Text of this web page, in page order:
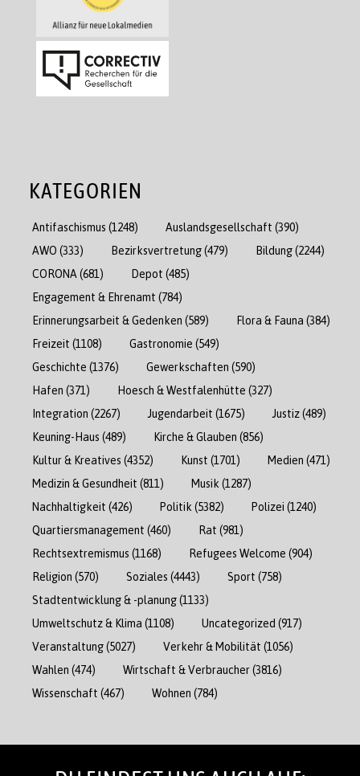
KATEGORIEN
Antifaschismus (1248) Auslandsgesellschaft (390)
AWO (333) Bezirksvertretung(479) Bildung(2244)
CORONA (681) Depot (485)
Engagement & Ehrenamt (784)
Erinnerungsarbeit & Gedenken (589) Flora & Fauna (384)
Freizeit (1108) Gastronomie (549)
Geschichte (1376) Gewerkschaften (590)
Hafen (371) Hoesch & Westfalenhütte (327)
Integration (2267) Jugendarbeit (1675) Justiz(489)
Keuning-Haus (489) Kirche & Glauben (856)
Kultur & Kreatives (4352) Kunst (1701) Medien (471)
Medizin & Gesundheit (811) Musik (1287)
Nachhaltigkeit (426) Politik (5382) Polizei (1240)
Quartiersmanagement (460) Rat (981)
Rechtsextremismus (1168) Refugees Welcome (904)
Religion (570) Soziales (4443) Sport (758)
Stadtentwicklung & -planung(1133)
Umweltschutz & Klima (1108) Uncategorized (917)
Veranstaltung(5027) Verkehr & Mobilität (1056)
Wahlen (474) Wirtschaft & Verbraucher(3816)
Wissenschaft (467) Wohnen (784)